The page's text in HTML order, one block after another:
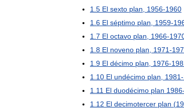
1 5 El sexto plan 1956-1960
1 6 El séptimo plan 1959-
1 7 El octavo plan 1966-
1 8 El noveno plan 1971-
1 9 El décimo plan 1976-
1 10 El undécimo plan 1981-
1 11 El duodécimo plan 1986-
1 12 El decimotercer plan (